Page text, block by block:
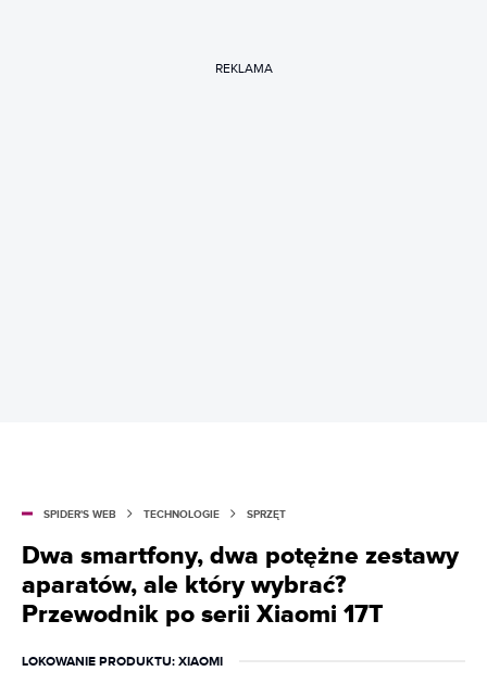
REKLAMA
SPIDER'S WEB TECHNOLOGIE SPRZĘT
Dwa smartfony, dwa potężne zestawy
aparatów, ale który wybrać?
Przewodnik po serii Xiaomi 17T
LOKOWANIE PRODUKTU: XIAOMI